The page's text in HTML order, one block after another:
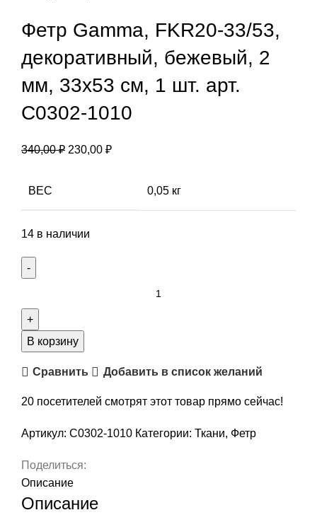
Фетр Gamma, FKR20-33/53,
декоративный, бежевый, 2
мм, 33х53 см, 1 шт. арт.
С0302-1010
340,00₽ Первоначальная
230,00 ₽Текущая
230,00 ₽.
ВЕС 0,05 кг
14 в наличии
Фетр
Gamma,
33/53,
2
33х53
см,
1
В корзину
Сравнить Добавить в список желаний
20 посетителей смотрят этот товар прямо сейчас!
Артикул: С0302-1010 Категории: Ткани, Фетр
Поделиться:
Описание
Описание